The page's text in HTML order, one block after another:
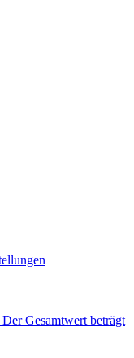
Gesamtwert beträgt